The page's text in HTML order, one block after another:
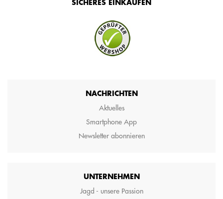
SICHERES EINKAUFEN
NACHRICHTEN
Aktuelles
Smartphone App
Newsletter abonnieren
UNTERNEHMEN
Jagd - unsere Passion